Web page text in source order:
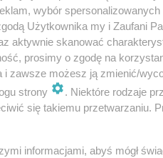
nagrywać na ten temat
podążała. Chciałbym
prezydenta. Nie da się
na prezydenta, w
- powiedział w wywiadzie
Stanowski.
wybór
Użytkownika my i Zaufani
aktywnie skanować
prosimy o zgodę na
i zawsze możesz ją zmienić/
strony
. Niektóre rodzaje
się takiemu przetwarzaniu.
informacjami, abyś mógł